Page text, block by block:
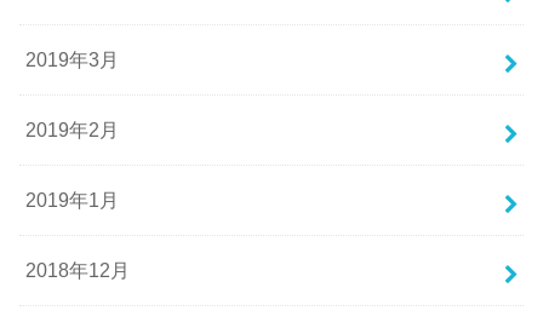
2019年3月
2019年2月
2019年1月
2018年12月